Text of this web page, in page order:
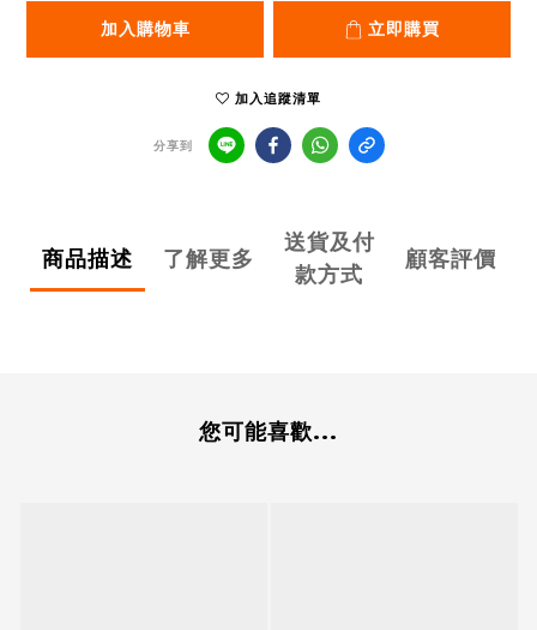
加入購物車 立即購買
加入追蹤清單
分享到
商品描述 了解更多
送貨及付
款方式
顧客評價
您可能喜歡...